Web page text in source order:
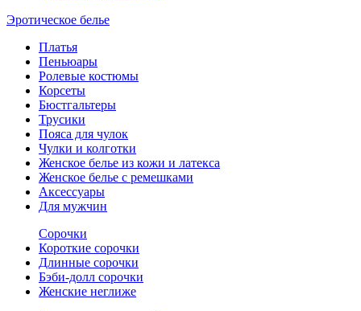
Эротическое белье
Платья
Пеньюары
Ролевые костюмы
Корсеты
Бюстгальтеры
Трусики
Пояса для чулок
Чулки и колготки
Женское белье из кожи и латекса
Женское белье с ремешками
Аксессуары
Для мужчин
Сорочки
Короткие сорочки
Длинные сорочки
Бэби-долл сорочки
Женские неглиже